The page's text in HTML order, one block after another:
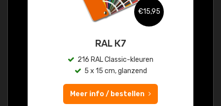
€15,95
RAL K7
216 RAL Classic-kleuren
5 x 15 cm, glanzend
Meer info / bestellen